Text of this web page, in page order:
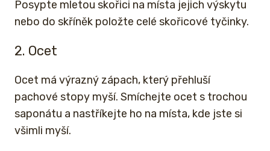
Posypte mletou skořici na místa jejich výskytu
nebo do skříněk položte celé skořicové tyčinky.
2. Ocet
Ocet má výrazný zápach, který přehluší
pachové stopy myší. Smíchejte ocet s trochou
saponátu a nastříkejte ho na místa, kde jste si
všimli myší.